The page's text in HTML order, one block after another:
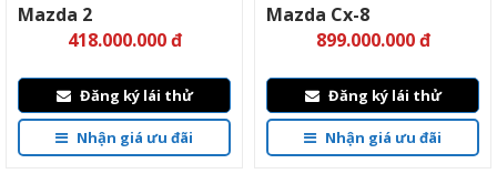
Mazda 2
418.000.000 đ
Đăng ký lái thử
Nhận giá ưu đãi
Mazda Cx-8
899.000.000 đ
Đăng ký lái thử
Nhận giá ưu đãi